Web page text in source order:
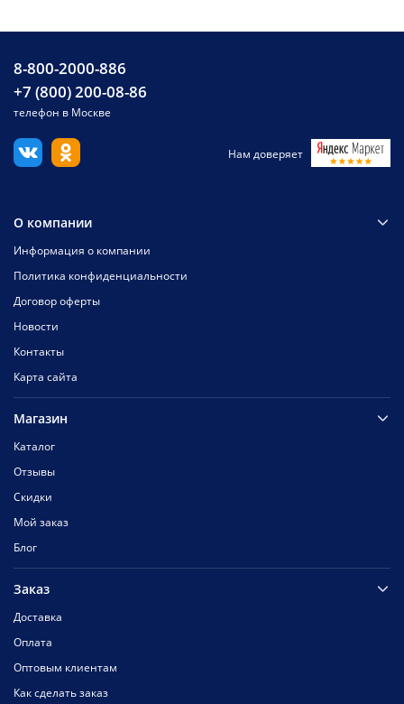
8-800-2000-886
+7 (800) 200-08-86
телефон в Москве
Нам доверяет
О компании
Информация о компании
Политика конфиденциальности
Договор оферты
Новости
Контакты
Карта сайта
Магазин
Каталог
Отзывы
Скидки
Мой заказ
Блог
Заказ
Доставка
Оплата
Оптовым клиентам
Как сделать заказ